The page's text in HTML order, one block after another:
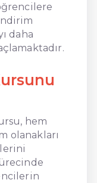
daha
hem
olanakları